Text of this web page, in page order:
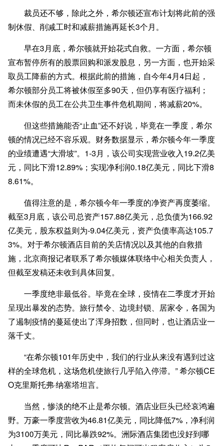
裁员还不够，除此之外，希尔顿还宣布计划将此前的强
制休假、削减工时和减薪措施再延长3个月。
早在3月底，希尔顿就开始花式自救。一方面，希尔顿
宣布暂停所有的股票回购和派发股息，另一方面，也开始采
取员工降薪的方式。根据此前的措施，自今年4月4日起，
希尔顿部分员工将被休假至多90天，但仍享有医疗福利；
而未休假的员工在公共卫生事件危机期间，将减薪20%。
但这些措施能否“止血”还不好说，毕竟在一季度，希尔
顿的情况已经不容乐观。财务数据显示，希尔顿今年一季度
的业绩遭遇“大滑坡”。1-3月，该公司实现营业收入19.2亿美
元，同比下滑12.89%；实现净利润0.18亿美元，同比下滑8
8.61%。
值得注意的是，希尔顿今年一季度的净资产再度萎缩。
截至3月底，该公司总资产157.88亿美元，总负债为166.92
亿美元，股东权益则为-9.04亿美元，资产负债率高达105.7
3%。对于希尔顿酒店目前的关店情况以及其他的自救措
施，北京商报记者联系了希尔顿媒体联络中心相关负责人，
但截至发稿还未收到具体回复。
一季度绝非最低谷。毕竟在全球，疫情在二季度才开始
呈现出暴发的态势。旅行禁令、边境封锁、居家令，各国为
了遏制疫情的蔓延使出了浑身招数，但同时，也让酒店业一
落千丈。
“在希尔顿101年历史中，我们的行业从来没有遇到过这
样的全球危机，这场危机使旅行几乎陷入停滞。” 希尔顿CE
O克里斯托弗·纳塞塔坦言。
当然，惨淡的绝不止是希尔顿。酒店业巨头已经哀鸿遍
野。万豪一季度营收为46.81亿美元，同比降低7%，净利润
为3100万美元，同比暴跌92%。洲际酒店集团也没好到哪